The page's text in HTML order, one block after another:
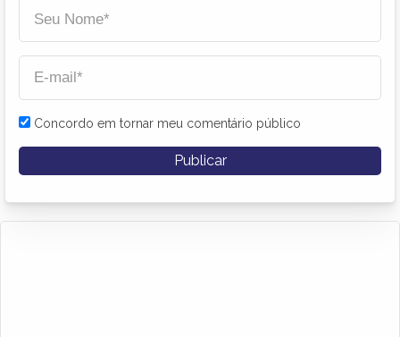
Concordo em tornar meu comentário público